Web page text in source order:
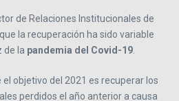
de Relaciones Institucionales de
la recuperación ha sido variable
de la pandemia del Covid-19.
objetivo del 2021 es recuperar los
perdidos el año anterior a causa